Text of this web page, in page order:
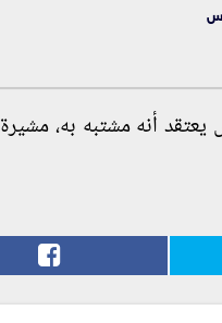
أنه مشتبه به،